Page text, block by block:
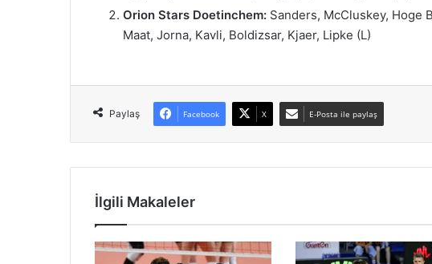
Orion Stars Doetinchem: Sanders, McCluskey, Hoge
Maat, Jorna, Kavli, Boldizsar, Kjaer, Lipke (L)
Paylaş Facebook X E-Posta ile paylaş
İlgili Makaleler